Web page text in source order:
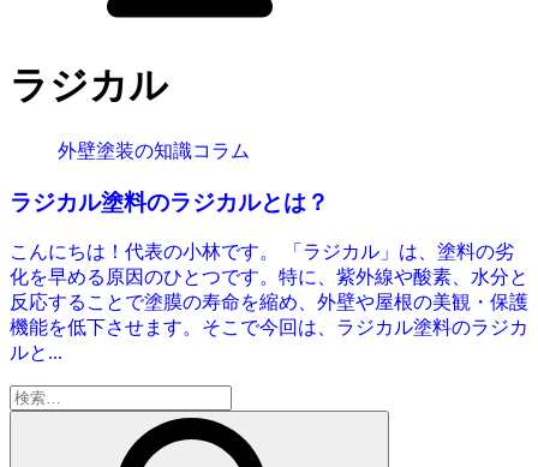
ラジカル
外壁塗装の知識コラム
ラジカル塗料のラジカルとは？
こんにちは！代表の小林です。 「ラジカル」は、塗料の劣
化を早める原因のひとつです。特に、紫外線や酸素、水分と
反応することで塗膜の寿命を縮め、外壁や屋根の美観・保護
機能を低下させます。そこで今回は、ラジカル塗料のラジカ
ルと...
検
索: